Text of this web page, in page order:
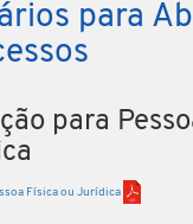
para
para
Física ou Jurídica